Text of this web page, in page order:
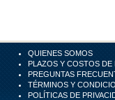
QUIENES SOMOS
PLAZOS Y COSTOS DE
PREGUNTAS
TÉRMINOS Y
POLÍTICAS DE